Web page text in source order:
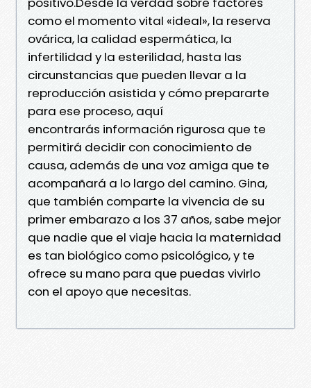
como el momento vital «ideal», la reserva
ovárica, la calidad espermática, la
infertilidad y la esterilidad, hasta las
circunstancias que pueden llevar a la
reproducción asistida y cómo prepararte
para ese proceso, aquí
encontrarás información rigurosa que te
permitirá decidir con conocimiento de
causa, además de una voz amiga que te
acompañará a lo largo del camino. Gina,
que también comparte la vivencia de su
primer embarazo a los 37 años, sabe mejor
que nadie que el viaje hacia la maternidad
es tan biológico como psicológico, y te
ofrece su mano para que puedas vivirlo
con el apoyo que necesitas.